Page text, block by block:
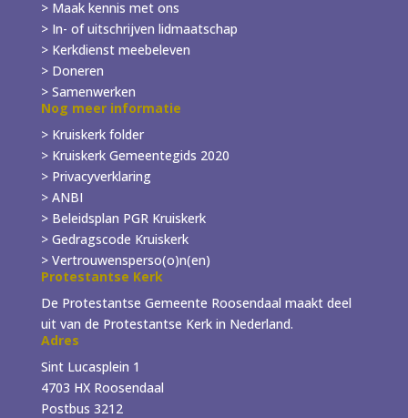
> Maak kennis met ons
> In- ofuitschrijven lidmaatschap
> Kerkdienst meebeleven
> Doneren
> Samenwerken
Nog meer informatie
> Kruiskerk folder
>Kruiskerk Gemeentegids 2020
> Privacyverklaring
> ANBI
> Beleidsplan PGR Kruiskerk
> Gedragscode Kruiskerk
> Vertrouwensperso(o)n(en)
Protestantse Kerk
De Protestantse Gemeente Roosendaal maakt deel
uit van de Protestantse Kerk in Nederland.
Adres
Sint Lucasplein 1
4703 HX Roosendaal
Postbus 3212